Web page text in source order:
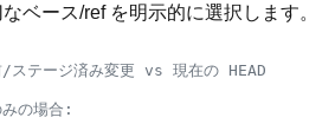
ベース/ref を明示的に選択します。
ステージ済み変更 vs 現在の HEAD
の場合: